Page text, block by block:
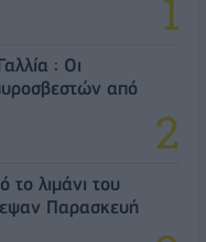
: Οι
από
το λιμάνι του
Παρασκευή